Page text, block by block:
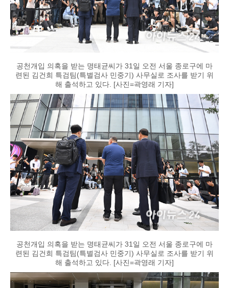
공천개입 의혹을 받는 명태균씨가 31일 오전 서울 종로구에 마
련된 김건희 특검팀(특별검사 민중기) 사무실로 조사를 받기 위
해 출석하고 있다. [사진=곽영래 기자]
공천개입 의혹을 받는 명태균씨가 31일 오전 서울 종로구에 마
련된 김건희 특검팀(특별검사 민중기) 사무실로 조사를 받기 위
해 출석하고 있다. [사진=곽영래 기자]